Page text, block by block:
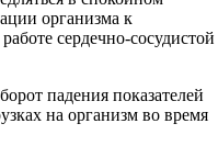
организма к
сердечно-сосудистой
падения показателей
на организм во время